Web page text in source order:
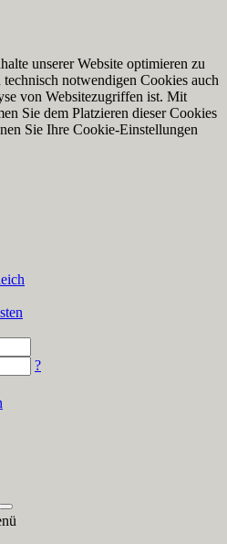
unserer Website optimieren zu
notwendigen Cookies auch
von Websitezugriffen ist. Mit
Sie dem Platzieren dieser Cookies
Sie Ihre Cookie-Einstellungen
?